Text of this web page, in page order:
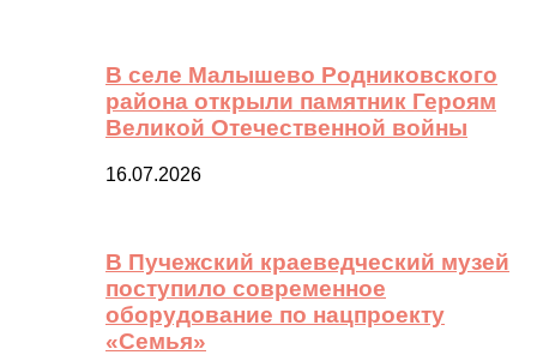
В селе Малышево Родниковского
района открыли памятник Героям
Великой Отечественной войны
16.07.2026
В Пучежский краеведческий музей
поступило современное
оборудование по нацпроекту
«Семья»